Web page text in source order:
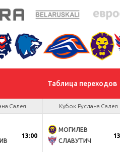
Таблица переходов
Салея
13:00
Кубок Руслана Салея
МОГИЛЕВ
СЛАВУТИЧ